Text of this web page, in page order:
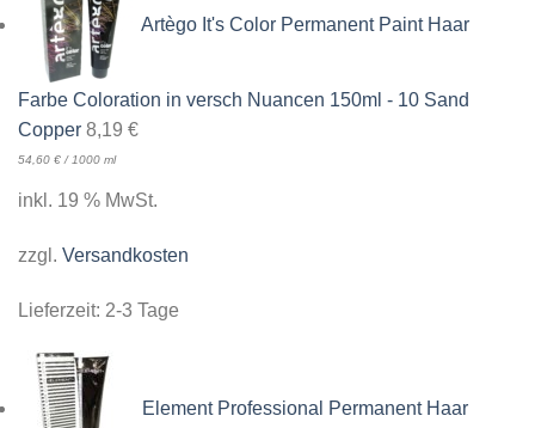
Artègo It's Color Permanent Paint Haar
Farbe Coloration in versch Nuancen 150ml - 10 Sand
Copper 8,19 €
54,60 €/1000 ml
inkl. 19 % MwSt.
zzgl. Versandkosten
Lieferzeit: 2-3 Tage
Element Professional Permanent Haar